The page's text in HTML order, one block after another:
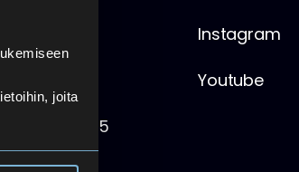
joita
Microsoft 365
Instagram
Youtube